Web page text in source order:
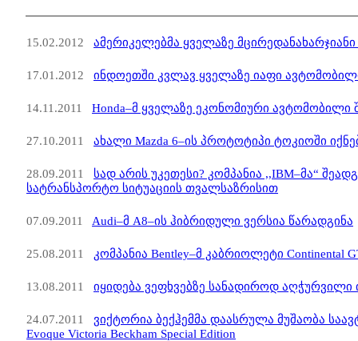
15.02.2012 ამერიკელებმა ყველაზე
17.01.2012 ინდოეთში კვლავ ყველაზე იაფი
14.11.2011 Honda–მ ყველაზე ეკონომიური ავტომობილი
27.10.2011 ახალი Mazda 6–ის პროტოტიპი ტოკიოში
28.09.2011 სად არის უკეთესი? კომპანია ,,IBM–მა“
სატრანსპორტო სიტუაციის თვალსაზრისით
07.09.2011 Audi–მ A8–ის ჰიბრიდული ვერსია წარადგინა
25.08.2011 კომპანია Bentley–მ კაბრიოლეტი Continental
13.08.2011 იყიდება ვეფხვებზე სანადიროდ აღჭურვილი
24.07.2011 ვიქტორია ბექჰემმა დაასრულა მუშაობა
Evoque Victoria Beckham Special Edition